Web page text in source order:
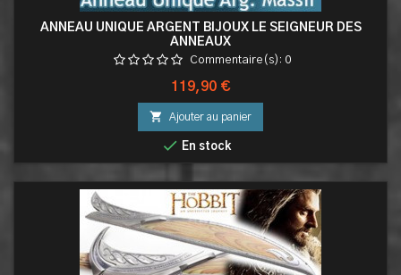
ANNEAU UNIQUE ARGENT BIJOUX LE SEIGNEUR DES
ANNEAUX
Commentaire(s): 0
Prix
119,90 €
 Ajouter au panier
 En stock